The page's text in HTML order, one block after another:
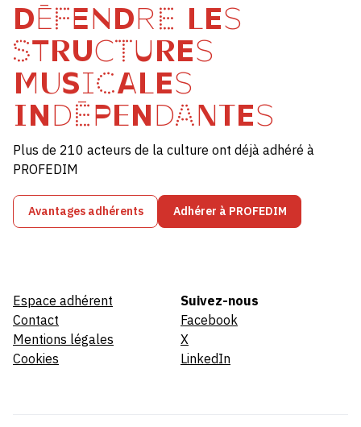
DÉFENDRE LES
STRUCTURES
MUSICALES
INDÉPENDANTES
Plus de 210 acteurs de la culture ont déjà adhéré à
PROFEDIM
Avantages adhérents Adhérer à PROFEDIM
Espace adhérent
Contact
Mentions légales
Cookies
Suivez-nous
Facebook
X
LinkedIn